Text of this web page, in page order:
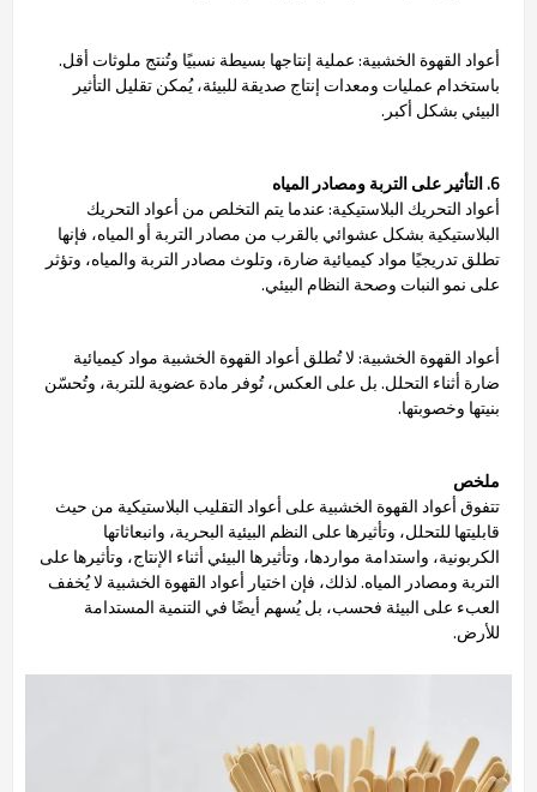
أعواد القهوة الخشبية: عملية إنتاجها بسيطة نسبيًا وتُنتج ملوثات أقل.
باستخدام عمليات ومعدات إنتاج صديقة للبيئة، يُمكن تقليل التأثير
البيئي بشكل أكبر.
6. التأثير على التربة ومصادر المياه
أعواد التحريك البلاستيكية: عندما يتم التخلص من أعواد التحريك
البلاستيكية بشكل عشوائي بالقرب من مصادر التربة أو المياه، فإنها
تطلق تدريجيًا مواد كيميائية ضارة، وتلوث مصادر التربة والمياه، وتؤثر
على نمو النبات وصحة النظام البيئي.
أعواد القهوة الخشبية: لا تُطلق أعواد القهوة الخشبية مواد كيميائية
ضارة أثناء التحلل. بل على العكس، تُوفر مادة عضوية للتربة، وتُحسّن
بنيتها وخصوبتها.
ملخص
تتفوق أعواد القهوة الخشبية على أعواد التقليب البلاستيكية من حيث
قابليتها للتحلل، وتأثيرها على النظم البيئية البحرية، وانبعاثاتها
الكربونية، واستدامة مواردها، وتأثيرها البيئي أثناء الإنتاج، وتأثيرها على
التربة ومصادر المياه. لذلك، فإن اختيار أعواد القهوة الخشبية لا يُخفف
العبء على البيئة فحسب، بل يُسهم أيضًا في التنمية المستدامة
للأرض.